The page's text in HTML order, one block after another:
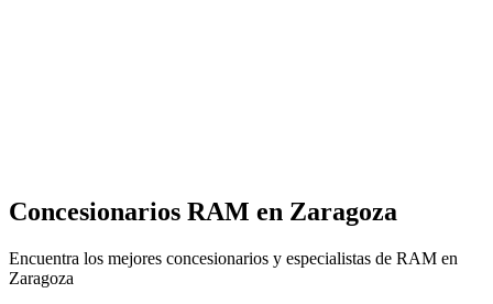
Concesionarios RAM en Zaragoza
Encuentra los mejores concesionarios y especialistas de RAM en
Zaragoza